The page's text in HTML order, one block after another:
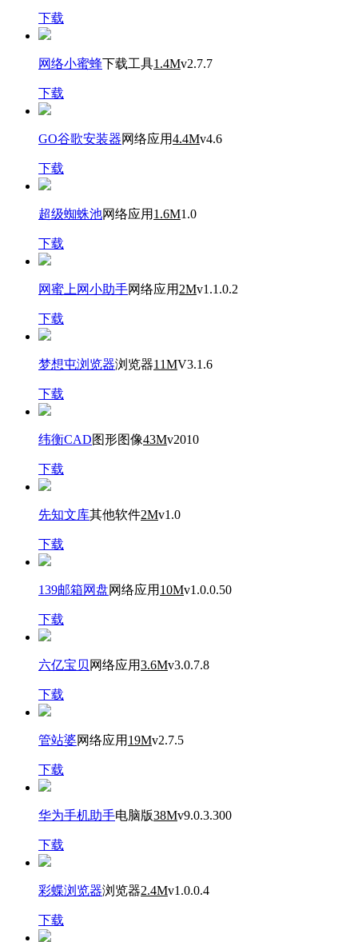
下载
网络小蜜蜂下载工具1.4Mv2.7.7
下载
GO谷歌安装器网络应用4.4Mv4.6
下载
超级蜘蛛池网络应用 1.6M1.0
下载
网蜜上网小助手网络应用 2Mv1.1.0.2
下载
梦想屯浏览器浏览器11MV3.1.6
下载
纬衡CAD图形图像43Mv2010
下载
先知文库其他软件2Mv1.0
下载
139邮箱网盘网络应用 10Mv1.0.0.50
下载
六亿宝贝 网络应用3.6Mv3.0.7.8
下载
管站婆网络应用 19Mv2.7.5
下载
华为手机助手电脑版38Mv9.0.3.300
下载
彩蝶浏览器浏览器2.4Mv1.0.0.4
下载